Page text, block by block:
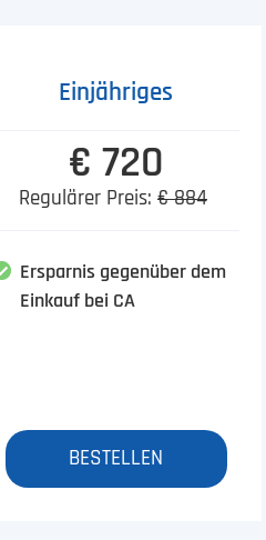
Einjähriges
€ 720
Regulärer Preis: € 884
Ersparnis gegenüber dem
Einkauf bei CA
BESTELLEN